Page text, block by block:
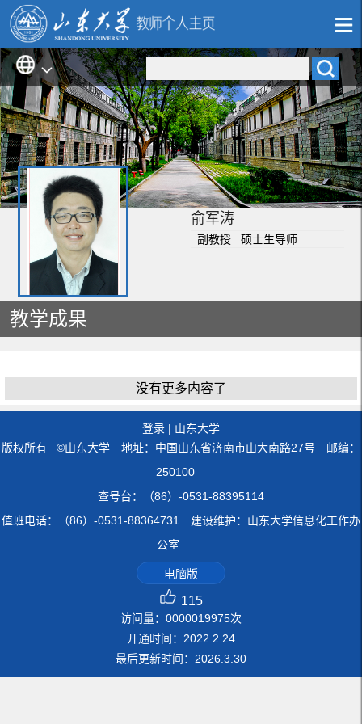
俞军涛
副教授 硕士生导师
教学成果
没有更多内容了
登录 | 山东大学
版权所有 ©山东大学 地址：中国山东省济南市山大南路27号 邮编：
250100
查号台：（86）-0531-88395114
值班电话：（86）-0531-88364731 建设维护：山东大学信息化工作办
公室
电脑版
115
访问量： 0000019975次
开通时间： 2022 2 24
最后更新时间： 2026 3 30